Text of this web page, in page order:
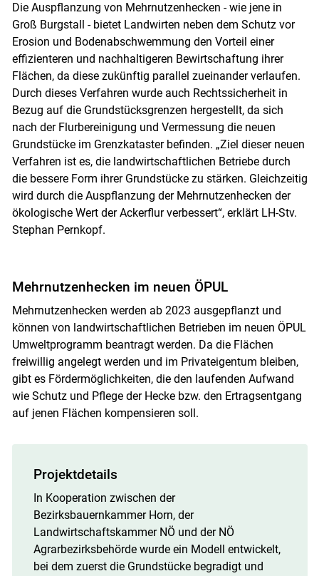
Die Auspflanzung von Mehrnutzenhecken - wie jene in
Groß Burgstall - bietet Landwirten neben dem Schutz vor
Erosion und Bodenabschwemmung den Vorteil einer
effizienteren und nachhaltigeren Bewirtschaftung ihrer
Flächen, da diese zukünftig parallel zueinander verlaufen.
Durch dieses Verfahren wurde auch Rechtssicherheit in
Bezug auf die Grundstücksgrenzen hergestellt, da sich
nach der Flurbereinigung und Vermessung die neuen
Grundstücke im Grenzkataster befinden. „Ziel dieser neuen
Verfahren ist es, die landwirtschaftlichen Betriebe durch
die bessere Form ihrer Grundstücke zu stärken. Gleichzeitig
wird durch die Auspflanzung der Mehrnutzenhecken der
ökologische Wert der Ackerflur verbessert“, erklärt LH-Stv.
Stephan Pernkopf.
Mehrnutzenhecken im neuen ÖPUL
Mehrnutzenhecken werden ab 2023 ausgepflanzt und
können von landwirtschaftlichen Betrieben im neuen ÖPUL
Umweltprogramm beantragt werden. Da die Flächen
freiwillig angelegt werden und im Privateigentum bleiben,
gibt es Fördermöglichkeiten, die den laufenden Aufwand
wie Schutz und Pflege der Hecke bzw. den Ertragsentgang
auf jenen Flächen kompensieren soll.
Projektdetails
In Kooperation zwischen der
Bezirksbauernkammer Horn, der
Landwirtschaftskammer NÖ und der NÖ
Agrarbezirksbehörde wurde ein Modell entwickelt,
bei dem zuerst die Grundstücke begradigt und